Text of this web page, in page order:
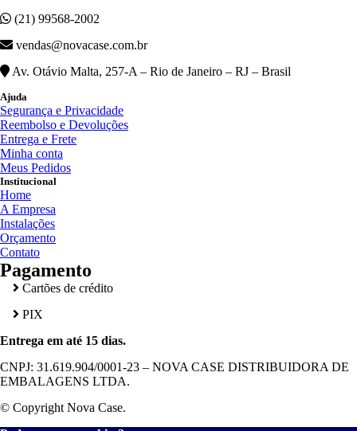
(21) 99568-2002
vendas@novacase.com.br
Av. Otávio Malta, 257-A – Rio de Janeiro – RJ – Brasil
Ajuda
Segurança e Privacidade
Reembolso e Devoluções
Entrega e Frete
Minha conta
Meus Pedidos
Institucional
Home
A Empresa
Instalações
Orçamento
Contato
Pagamento
Cartões de crédito
PIX
Entrega em até 15 dias.
CNPJ: 31.619.904/0001-23 – NOVA CASE DISTRIBUIDORA DE
EMBALAGENS LTDA.
© Copyright Nova Case.